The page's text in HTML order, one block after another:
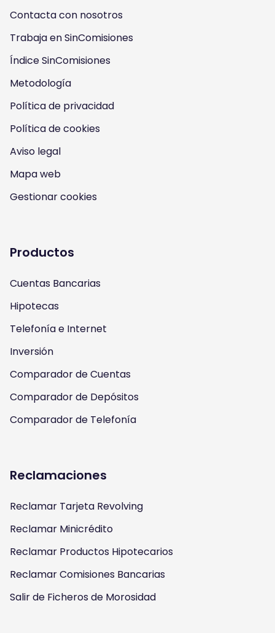
w
u
s
o
n
n
s
a
a
m
w
u
s
o
n
o
u
u
w
u
s
o
n
a
c
b
k
w
u
s
n
i
t
Contacta con nosotros
Trabaja en SinComisiones
Índice SinComisiones
Metodología
Política de privacidad
Política de cookies
Aviso legal
Mapa web
Gestionar cookies
Productos
Cuentas Bancarias
Hipotecas
Telefonía e Internet
Inversión
Comparador de Cuentas
Comparador de Depósitos
Comparador de Telefonía
Reclamaciones
Reclamar Tarjeta Revolving
Reclamar Minicrédito
Reclamar Productos Hipotecarios
Reclamar Comisiones Bancarias
Salir de Ficheros de Morosidad